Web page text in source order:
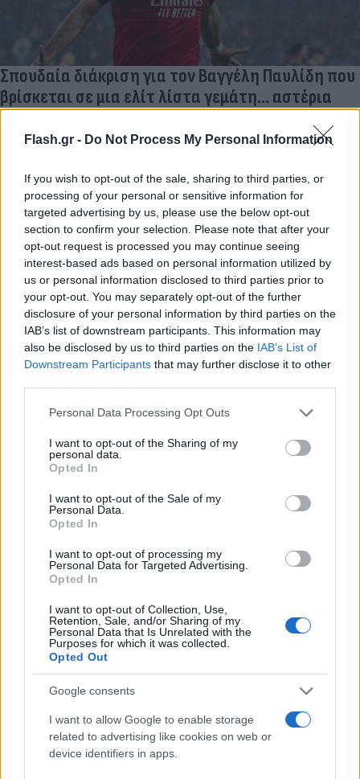
Flash.gr - Do Not Process My Personal Information
If you wish to opt-out of the sale, sharing to third parties, or
processing of your personal or sensitive information for
targeted advertising by us, please use the below opt-out
section to confirm your selection. Please note that after your
opt-out request is processed you may continue seeing
interest-based ads based on personal information utilized by
us or personal information disclosed to third parties prior to
your opt-out. You may separately opt-out of the further
disclosure of your personal information by third parties on the
IAB’s list of downstream participants. This information may
also be disclosed by us to third parties on the IAB’s List of
Downstream Participants that may further disclose it to other
Please note that this website/app uses one or more Google
not limited to your visit or usage behaviour. You may click to
grant or deny consent to Google and its third-party tags to
use your data for below specified purposes in below Google
consent section.
Personal Data Processing Opt Outs
I want to opt-out of the Sharing of my
personal data.
Opted In
I want to opt-out of the Sale of my
Personal Data.
Opted In
I want to opt-out of processing my
Personal Data for Targeted Advertising.
Opted In
I want to opt-out of Collection, Use,
Retention, Sale, and/or Sharing of my
Personal Data that Is Unrelated with the
Purposes for which it was collected.
Opted Out
Google consents
I want to allow Google to enable storage
related to advertising like cookies on web or
device identifiers in apps.
Σπουδαία διάκριση για τον Βαγγέλη Παυλίδη που
βρίσκεται σε μια ελίτ λίστα γεμάτη... αστέρια
τοποθετεί σε μια λίστα μαζί με τους Λιονέλ Μέσι, Χάρι Κέιν και
05.03.2026 17:40
Συντακτική
Flash.gr
Έτοιμη να σπάσει κάθε ρεκόρ η Μπάγερν - Το
τρομερό ιστορικό στατιστικό που είναι έτοιμη να
ξεπεράσει
Η Μπάγερν ετοιμάζεται να σπάσει ένα ρεκόρ, το οποίο σε
συνδυασμό με ένα αρνητικό στατιστικό της, κάνουν την
περίπτωσή της πολύ ενδιαφέρουσα.
17.02.2026 20:53
Κώστας